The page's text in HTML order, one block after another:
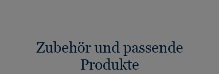
Zubehör und passende
Produkte